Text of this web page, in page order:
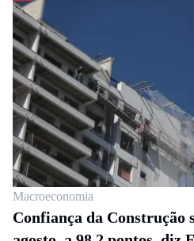
Macroeconomia
Confiança da Construção